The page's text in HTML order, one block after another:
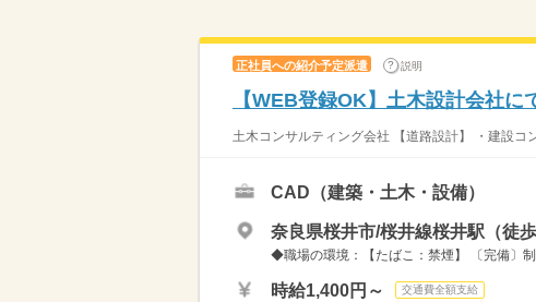
正社員への紹介予定派遣 説明
【WEB登録OK】土木設計会社
土木コンサルティング会社 【道路設計】 ・建設
CAD（建築・土木・設備）
奈良県桜井市/桜井線桜井駅（徒歩
◆職場の環境：【たばこ：禁煙】 〔完備〕
時給1,400円～ 交通費全額支給